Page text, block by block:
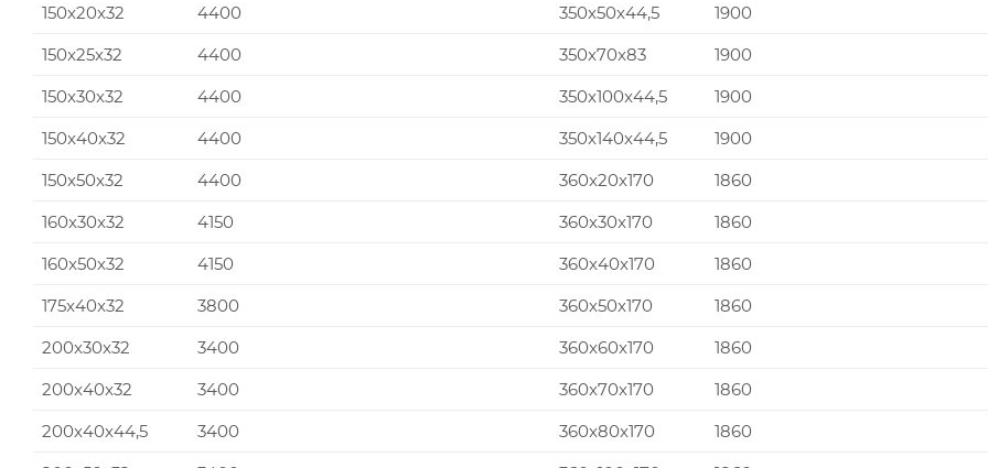
150x20x32
4400 350x50x44,5
1900
150x25x32
4400 350x70x83
1900
150x30x32
4400 350x100x44,5
1900
150x40x32
4400 350x140x44,5
1900
150x50x32
4400 360x20x170
1860
160x30x32
4150 360x30x170
1860
160x50x32
4150 360x40x170
1860
175x40x32
3800 360x50x170
1860
200x30x32
3400 360x60x170
1860
200x40x32
3400 360x70x170
1860
200x40x44,5
3400 360x80x170
1860